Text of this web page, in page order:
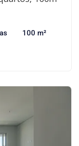
100 m²